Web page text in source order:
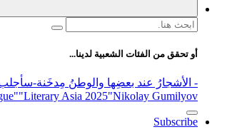
البحث
أو تحقق من الفئات الشعبية لدينا...
- الأشجارُ عند بعضِها والوطنُ مِدخَنة-سأجلب
"Literary Asia 2025"Nikolay Gumilyov و poet
Subscribe